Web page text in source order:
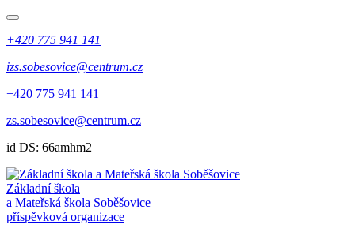
+420 775 941 141
izs.sobesovice@centrum.cz
+420 775 941 141
zs.sobesovice@centrum.cz
id DS: 66amhm2
Základní škola
a Mateřská škola Soběšovice
příspěvková organizace